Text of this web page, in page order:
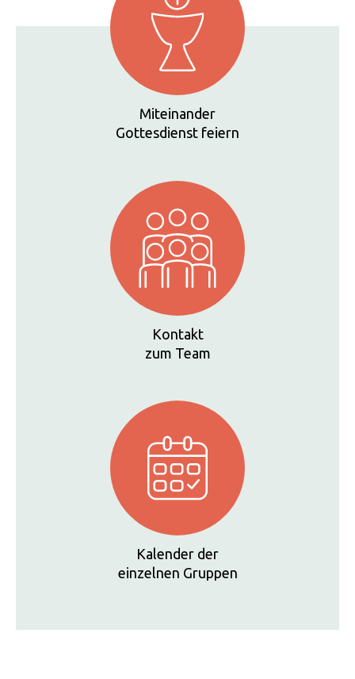
Miteinander
Gottesdienst feiern
Kontakt
zum Team
Kalender der
einzelnen Gruppen